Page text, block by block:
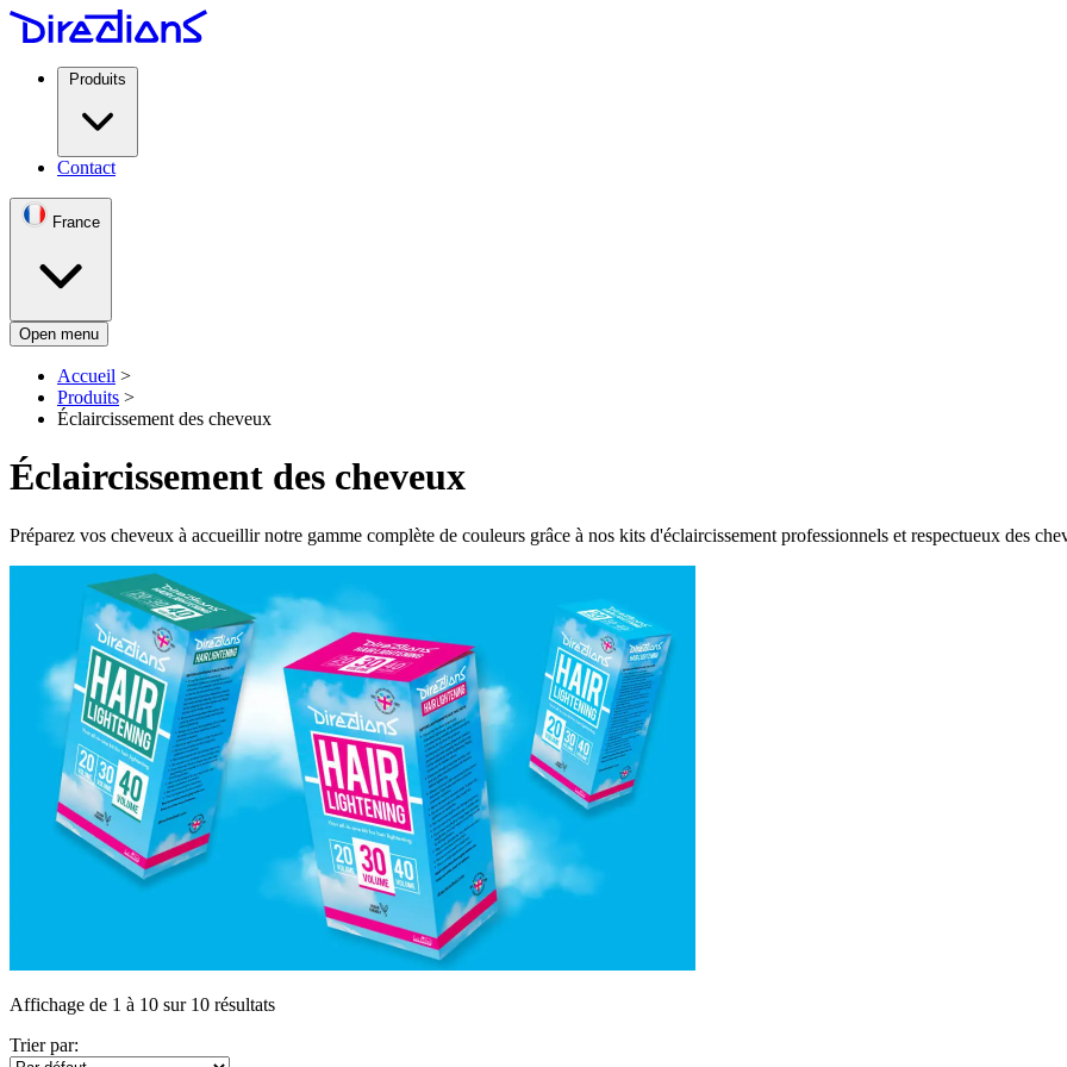
Produits
Contact
France
Open menu
Accueil >
Produits >
Éclaircissement des cheveux
Éclaircissement des cheveux
Préparez vos cheveux à accueillir notre gamme complète de couleurs grâce à nos kits d'éclaircissement professionnels et respectueux des
Affichage de 1 à 10 sur 10 résultats
Trier par: